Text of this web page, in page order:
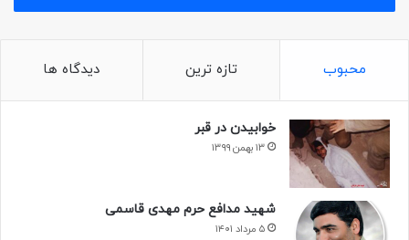
محبوب تازه ترین دیدگاه ها
خوابیدن در قبر
۱۳ بهمن ۱۳۹۹
شهید مدافع حرم مهدی قاسمی
۵ مرداد ۱۴۰۱